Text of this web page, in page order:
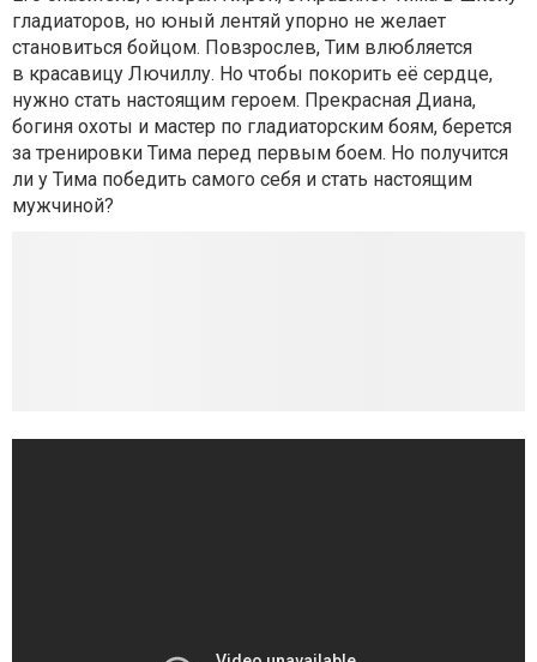
гладиаторов, но юный лентяй упорно не желает
становиться бойцом. Повзрослев, Тим влюбляется
в красавицу Лючиллу. Но чтобы покорить её сердце,
нужно стать настоящим героем. Прекрасная Диана,
богиня охоты и мастер по гладиаторским боям, берется
за тренировки Тима перед первым боем. Но получится
ли у Тима победить самого себя и стать настоящим
мужчиной?